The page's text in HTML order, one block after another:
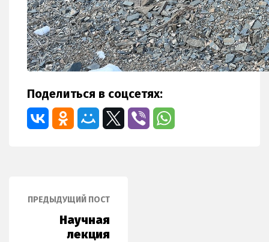
Поделиться в соцсетях:
ПРЕДЫДУЩИЙ ПОСТ
Научная
лекция